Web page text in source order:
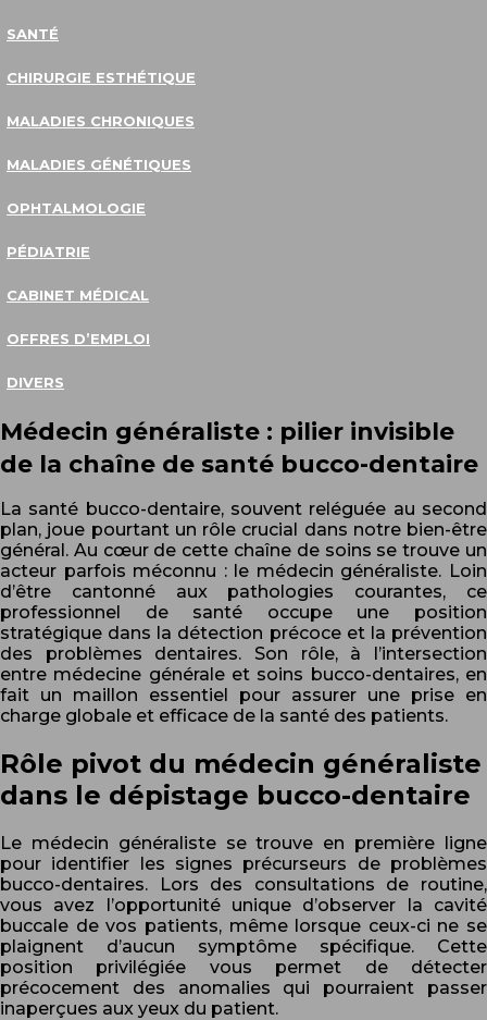
SANTÉ
CHIRURGIE ESTHÉTIQUE
MALADIES CHRONIQUES
MALADIES GÉNÉTIQUES
OPHTALMOLOGIE
PÉDIATRIE
CABINET MÉDICAL
OFFRES D’EMPLOI
DIVERS
Médecin généraliste : pilier invisible
de la chaîne de santé bucco-dentaire
La santé bucco-dentaire, souvent reléguée au second
plan, joue pourtant un rôle crucial dans notre bien-être
général. Au cœur de cette chaîne de soins se trouve un
acteur parfois méconnu : le médecin généraliste. Loin
d’être cantonné aux pathologies courantes, ce
professionnel de santé occupe une position
stratégique dans la détection précoce et la prévention
des problèmes dentaires. Son rôle, à l’intersection
entre médecine générale et soins bucco-dentaires, en
fait un maillon essentiel pour assurer une prise en
charge globale et efficace de la santé des patients.
Rôle pivot du médecin généraliste
dans le dépistage bucco-dentaire
Le médecin généraliste se trouve en première ligne
pour identifier les signes précurseurs de problèmes
bucco-dentaires. Lors des consultations de routine,
vous avez l’opportunité unique d’observer la cavité
buccale de vos patients, même lorsque ceux-ci ne se
plaignent d’aucun symptôme spécifique. Cette
position privilégiée vous permet de détecter
précocement des anomalies qui pourraient passer
inaperçues aux yeux du patient.